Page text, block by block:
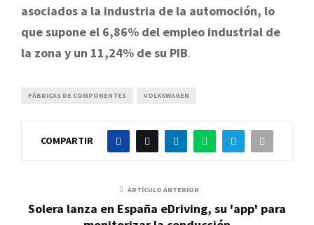
asociados a la industria de la automoción, lo
que supone el 6,86% del empleo industrial de
la zona y un 11,24% de su PIB.
FÁBRICAS DE COMPONENTES VOLKSWAGEN
COMPARTIR
ARTÍCULO ANTERIOR
Solera lanza en España eDriving, su 'app' para